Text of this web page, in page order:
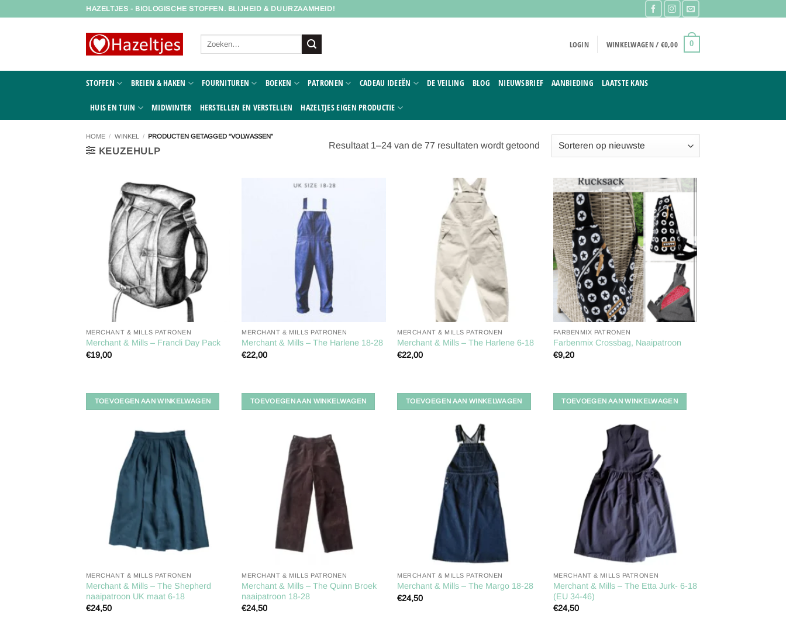
HAZELTJES - BIOLOGISCHE STOFFEN. BLIJHEID & DUURZAAMHEID!
Zoeken
LOGIN WINKELWAGEN / €0,00 0
STOFFEN BREIEN & HAKEN FOURNITUREN BOEKEN PATRONEN CADEAU IDEEËN DE VEILING BLOG NIEUWSBRIEF AANBIEDING LAATSTE KANS
HUIS EN TUIN MIDWINTER HERSTELLEN EN VERSTELLEN HAZELTJES EIGEN PRODUCTIE
HOME / WINKEL / PRODUCTEN GETAGGED “VOLWASSEN”
KEUZEHULP
Resultaat 1–24 van de 77 resultaten wordt getoondGesorteerd
Toevoegen
verlanglijst
MERCHANT & MILLS PATRONEN
Merchant & Mills – Francli Day Pack
€19,00
TOEVOEGEN AAN WINKELWAGEN
MERCHANT & MILLS PATRONEN
Merchant & Mills – The Harlene 18-28
€22,00
TOEVOEGEN AAN WINKELWAGEN
MERCHANT & MILLS PATRONEN
Merchant & Mills – The Harlene 6-18
€22,00
TOEVOEGEN AAN WINKELWAGEN
Toevoegen
aan
verlanglijst
FARBENMIX PATRONEN
Farbenmix Crossbag, Naaipatroon
€9,20
TOEVOEGEN AAN WINKELWAGEN
Toevoegen
verlanglijst
MERCHANT & MILLS PATRONEN
Merchant & Mills – The Shepherd
naaipatroon UK maat 6-18
€24,50
MERCHANT & MILLS PATRONEN
Merchant & Mills – The Quinn Broek
naaipatroon 18-28
€24,50
MERCHANT & MILLS PATRONEN
Merchant & Mills – The Margo 18-28
€24,50
Toevoegen
verlanglijst
MERCHANT & MILLS PATRONEN
Merchant & Mills – The Etta Jurk- 6-18
(EU 34-46)
€24,50